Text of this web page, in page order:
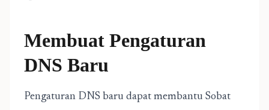
Membuat Pengaturan
DNS Baru
Pengaturan DNS baru dapat membantu Sobat